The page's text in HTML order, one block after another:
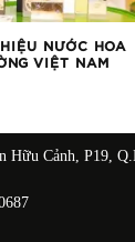
NƯỚC HOA
VIỆT NAM
Hữu Cảnh, P19,